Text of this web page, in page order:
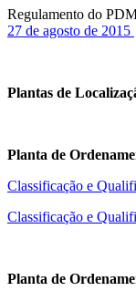
Regulamento do
27 de agosto de 2015
Plantas de
Planta de
Classificação e
Classificação e
Planta de